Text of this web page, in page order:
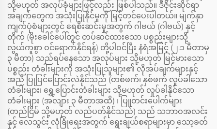
သို့မဟုတ် အလုပ်ခုံများဖြင့်လည်း ဖြစ်ပါသည်။ ဒီဇိုင်းဆိုင်ရာ
အချက်တွေက အသုံးပြုနိုင်မှုကို မြှင့်တင်ပေးပါတယ်။ မျက်နှာ
ကျက်ပုံစံများတွင် ရေစီးဆင်းမှုအတွက် ဂါဗယ် (ဂါဗယ်) နှင့်
တိုက် (မိုးခေါင်ပေါ်တွင် တပ်ဆင်ထားသော ပစ္စည်းများသို့
လွယ်ကူစွာ ဝင်ရောက်နိုင်ရန်) တို့ပါဝင်ပြီး နံရံအမြင့် (၂.၁ မီတာမှ
၃ မီတာ) သည်ရပ်နေသော အလုပ်များ သို့မဟုတ် မြင့်မားသော
ပစ္စည်း တံခါးများကို အသုံးပြုသူများ၏ လိုအပ်ချက်များနှင့်
အညီ ပြုပြင်ပြောင်းလဲနိုင်သည် (တစ်ဖက်၊ နှစ်ဖက် လှုပ်ခါသော
တံခါးများ၊ ရွှေ့ပြောင်းတံခါးများ သို့မဟုတ် လှုပ်ခါနိုင်သော
တံခါးများ (အလျား ၃ မီတာအထိ) ၊ ပြူတင်းပေါက်များ
(တည်ငြိမ် သို့မဟုတ် လည်ပတ်နိုင်သည်) သည် သဘာဝအလင်း
နှင့် လေသွင်း လုံခြုံရေးအတွက် ရွေးချယ်စရာများမှာ သော့ခတ်